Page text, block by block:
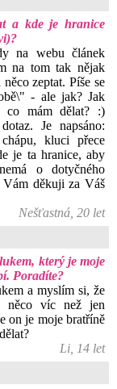
a kde je hranice
na webu článek
na tom tak nějak
zeptat. Píše se
- ale jak? Jak
co mám dělat? :)
Je napsáno:
kluci přece
je ta hranice, aby
o dotyčného
Vám děkuji za Váš
Nešťastná, 20 let
který je moje
Poradíte?
a myslím si, že
něco víc než jen
on je moje bratříně
Li, 14 let